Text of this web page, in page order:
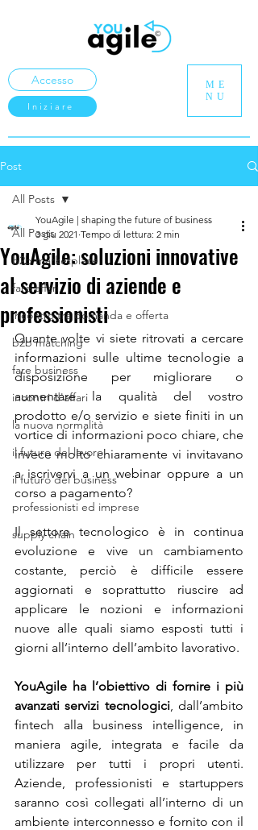
Iniziare
Accesso
ME
NU
Post
All Posts
b2b marketplace
fare affari
incontro tra domanda e offerta
b2b matching
fare business
incontri d'affari
la nuova normalità
il futuro del lavoro
il futuro del business
professionisti ed imprese
supply chain
All Posts
YouAgile: soluzioni innovative
al servizio di aziende e
professionisti
YouAgile | shaping the future of business
3 giu 2021 Tempo di lettura: 2 min
Quante volte vi siete ritrovati a cercare
informazioni sulle ultime tecnologie a
disposizione per migliorare o
aumentare la qualità del vostro
prodotto e/o servizio e siete finiti in un
vortice di informazioni poco chiare, che
invece molto chiaramente vi invitavano
a iscrivervi a un webinar oppure a un
corso a pagamento?
Il settore tecnologico è in continua
evoluzione e vive un cambiamento
costante, perciò è difficile essere
aggiornati e soprattutto riuscire ad
applicare le nozioni e informazioni
nuove alle quali siamo esposti tutti i
giorni all’interno dell’ambito lavorativo.
YouAgile ha l’obiettivo di fornire i più
avanzati servizi tecnologici, dall’ambito
fintech alla business intelligence, in
maniera agile, integrata e facile da
utilizzare per tutti i propri utenti.
Aziende, professionisti e startuppers
saranno così collegati all’interno di un
ambiente interconnesso e fornito con il